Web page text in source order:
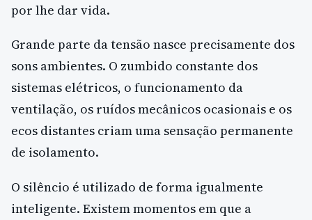
por lhe dar vida.
Grande parte da tensão nasce precisamente dos
sons ambientes. O zumbido constante dos
sistemas elétricos, o funcionamento da
ventilação, os ruídos mecânicos ocasionais e os
ecos distantes criam uma sensação permanente
de isolamento.
O silêncio é utilizado de forma igualmente
inteligente. Existem momentos em que a